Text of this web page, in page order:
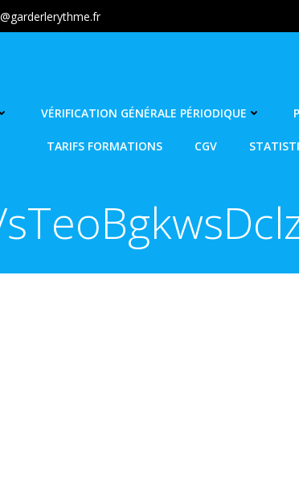
VÉRIFICATION GÉNÉRALE PÉRIODIQUE
TARIFS FORMATIONS CGV